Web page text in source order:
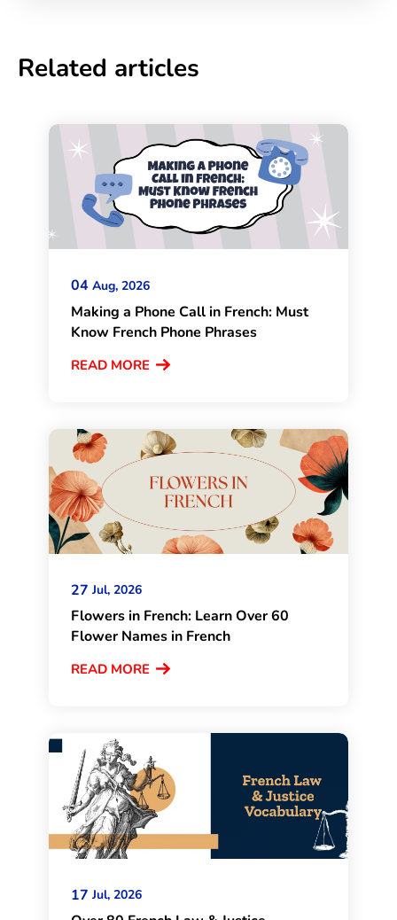
Related articles
04 Aug, 2026
Making a Phone Call in French: Must
Know French Phone Phrases
READ MORE
27 Jul, 2026
Flowers in French: Learn Over 60
Flower Names in French
READ MORE
17 Jul, 2026